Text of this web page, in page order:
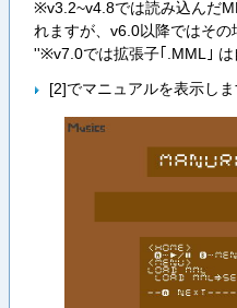
※v3.2~v4.8では読み込んだ
れますが、v6.0以降ではその
''※v7.0では拡張子｢.MML｣
[2]でマニュアルを表示しま